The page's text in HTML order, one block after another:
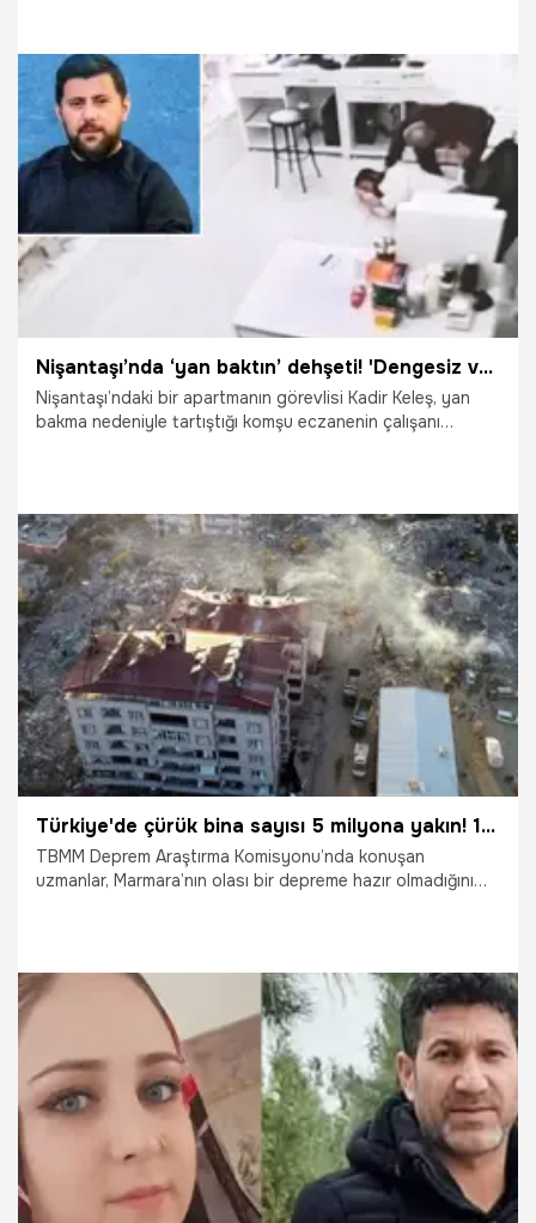
6.04.2023 Ekonomi
Nişantaşı’nda ‘yan baktın’ dehşeti! 'Dengesiz ve takıntılı biriydi'
Nişantaşı’ndaki bir apartmanın görevlisi Kadir Keleş, yan
bakma nedeniyle tartıştığı komşu eczanenin çalışanı
6.04.2023 Yaşam
Türkiye'de çürük bina sayısı 5 milyona yakın! 191 okulun altından fay geçiyor
TBMM Deprem Araştırma Komisyonu’nda konuşan
uzmanlar, Marmara’nın olası bir depreme hazır olmadığını
olduğunu açıkladı.
6.04.2023 Gündem